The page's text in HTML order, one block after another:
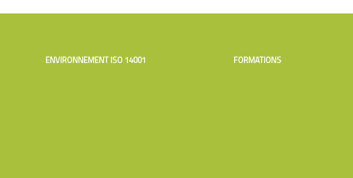
ENVIRONNEMENT ISO 14001 FORMATIONS